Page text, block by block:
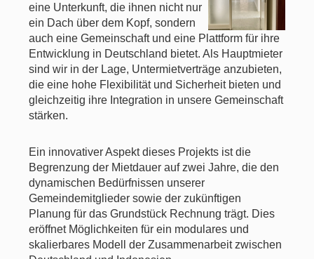
eine Unterkunft, die ihnen nicht nur
ein Dach über dem Kopf, sondern
auch eine Gemeinschaft und eine Plattform für ihre
Entwicklung in Deutschland bietet. Als Hauptmieter
sind wir in der Lage, Untermietverträge anzubieten,
die eine hohe Flexibilität und Sicherheit bieten und
gleichzeitig ihre Integration in unsere Gemeinschaft
stärken.
Ein innovativer Aspekt dieses Projekts ist die
Begrenzung der Mietdauer auf zwei Jahre, die den
dynamischen Bedürfnissen unserer
Gemeindemitglieder sowie der zukünftigen
Planung für das Grundstück Rechnung trägt. Dies
eröffnet Möglichkeiten für ein modulares und
skalierbares Modell der Zusammenarbeit zwischen